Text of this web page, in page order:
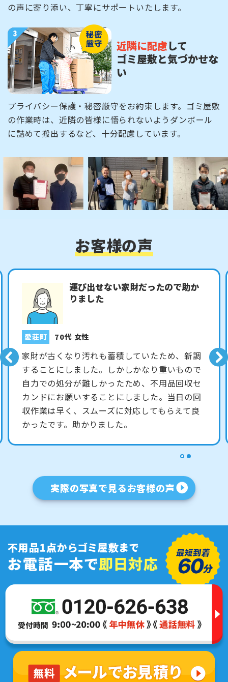
の声に寄り添い、丁寧にサポートいたします。
近隣に配慮して
ゴミ屋敷と気づかせな
い
プライバシー保護・秘密厳守をお約束します。ゴミ屋敷
の作業時は、近隣の皆様に悟られないようダンボール
に詰めて搬出するなど、十分配慮しています。
お客様の声
高い場所だったので助かりました
愛荘町 70代 男性
屋根裏部屋にある不用品を処分したいと思って
いました。自力での運び出しが難しいため、不
用品回収セカンドにお願いすることにしまし
た。スタッフの対応は良く、回収作業もスムー
ズに素早く行ってもらえたので助かりました。
ありがとうございました。
実際の写真で見るお客様の声